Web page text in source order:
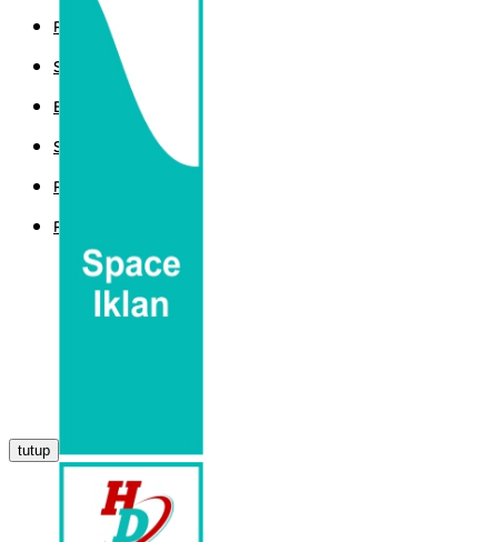
POLITIK
SPORT
EKBIS
SAINTEK
PEMERINTAHAN
PARLEMEN
tutup